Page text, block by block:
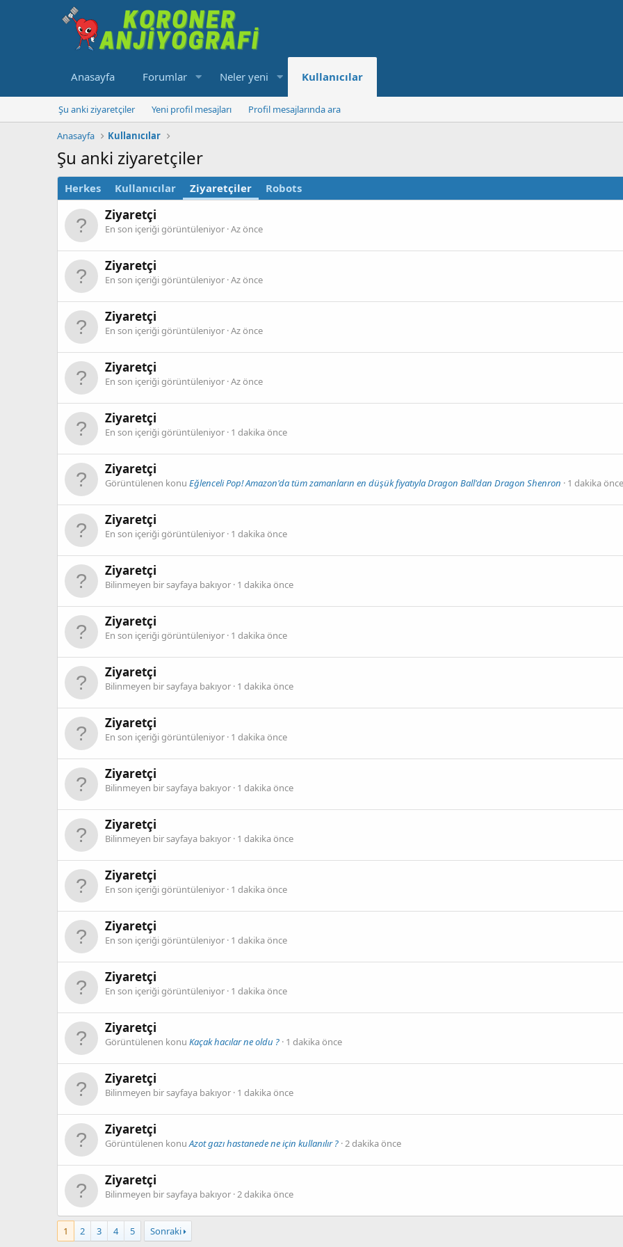
Anasayfa Forumlar Neler yeni Kullanıcılar
Şu anki ziyaretçiler Yeni profil mesajları Profil mesajlarında ara
Anasayfa Kullanıcılar
Şu anki ziyaretçiler
Herkes Kullanıcılar Ziyaretçiler Robots
Ziyaretçi
En son içeriği görüntüleniyor Az önce
Ziyaretçi
En son içeriği görüntüleniyor Az önce
Ziyaretçi
En son içeriği görüntüleniyor Az önce
Ziyaretçi
En son içeriği görüntüleniyor Az önce
Ziyaretçi
En son içeriği görüntüleniyor 1 dakika önce
Ziyaretçi
Görüntülenen konu Eğlenceli Pop! Amazon'da tüm zamanların en düşük fiyatıyla Dragon Ball'dan Dragon Shenron 1 dakika önce
Ziyaretçi
En son içeriği görüntüleniyor 1 dakika önce
Ziyaretçi
Bilinmeyen bir sayfaya bakıyor 1 dakika önce
Ziyaretçi
En son içeriği görüntüleniyor 1 dakika önce
Ziyaretçi
Bilinmeyen bir sayfaya bakıyor 1 dakika önce
Ziyaretçi
En son içeriği görüntüleniyor 1 dakika önce
Ziyaretçi
Bilinmeyen bir sayfaya bakıyor 1 dakika önce
Ziyaretçi
Bilinmeyen bir sayfaya bakıyor 1 dakika önce
Ziyaretçi
En son içeriği görüntüleniyor 1 dakika önce
Ziyaretçi
En son içeriği görüntüleniyor 1 dakika önce
Ziyaretçi
En son içeriği görüntüleniyor 1 dakika önce
Ziyaretçi
Görüntülenen konu Kaçak hacılar ne oldu ? 1 dakika önce
Ziyaretçi
Bilinmeyen bir sayfaya bakıyor 1 dakika önce
Ziyaretçi
Görüntülenen konuAzot gazı hastanede ne için kullanılır ? 2 dakika önce
Ziyaretçi
Bilinmeyen bir sayfaya bakıyor 2 dakika önce
1 2 3 4 5 Sonraki